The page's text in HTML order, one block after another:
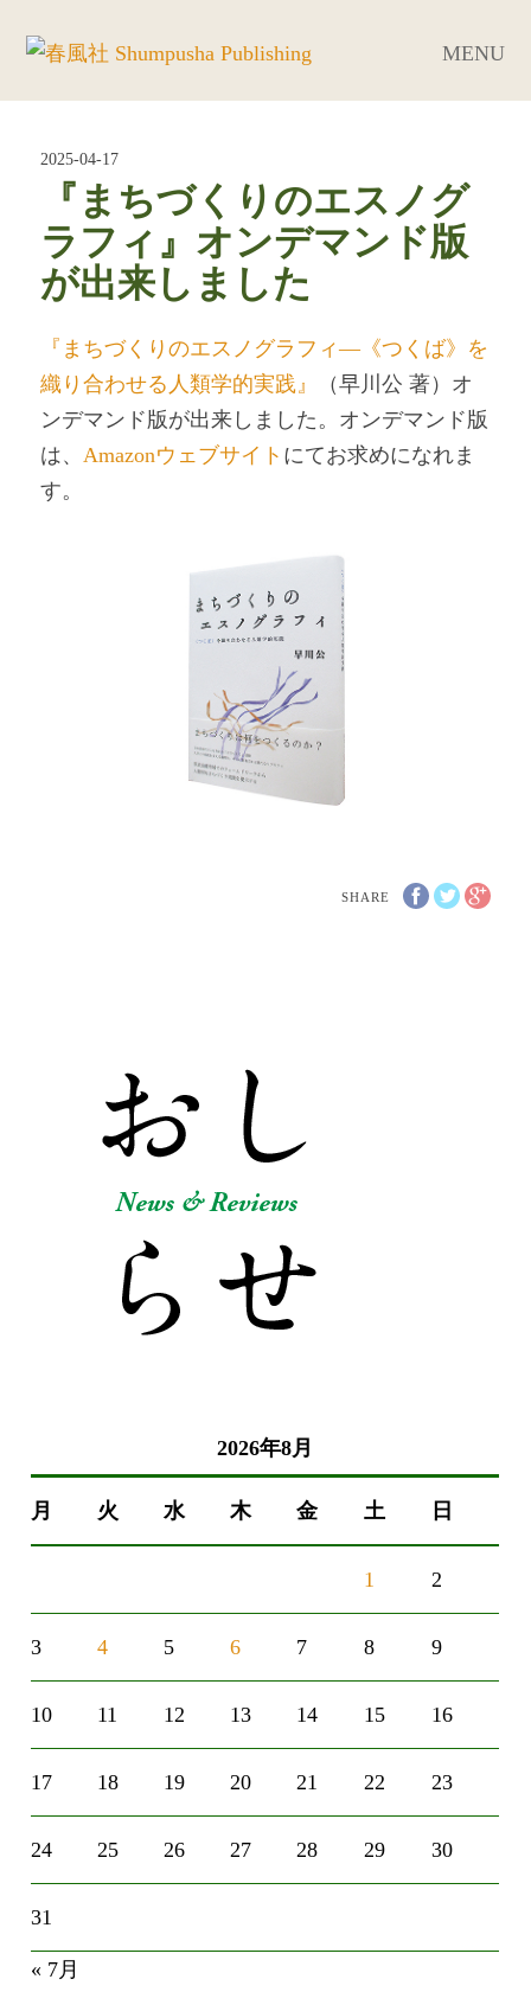
MENU
2025-04-17
『まちづくりのエスノグ
ラフィ』オンデマンド版
が出来しました
『まちづくりのエスノグラフィ―《つくば》を
織り合わせる人類学的実践』
（早川公 著）オ
ンデマンド版が出来しました。オンデマンド版
は、Amazonウェブサイト にてお求めになれま
す。
SHARE
2026年8月
月 火 水 木 金 土 日
1 2
3 4 5 6 7 8 9
10 11 12 13 14 15 16
17 18 19 20 21 22 23
24 25 26 27 28 29 30
31
« 7月